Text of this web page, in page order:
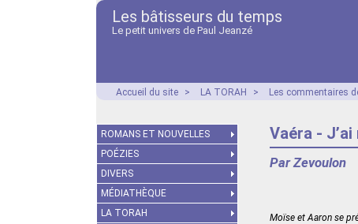
Les bâtisseurs du temps
Le petit univers de Paul Jeanzé
Accueil du site > LA TORAH > Les commentaires
Vaéra -
Par Zevoulon
Moïse et Aaron se
ROMANS ET NOUVELLES
POÉZIES
DIVERS
MÉDIATHÈQUE
LA TORAH